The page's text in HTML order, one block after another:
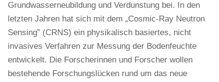
Grundwasserneubildung und Verdunstung bei. In den
letzten Jahren hat sich mit dem „Cosmic-Ray Neutron
Sensing” (CRNS) ein physikalisch basiertes, nicht
invasives Verfahren zur Messung der Bodenfeuchte
entwickelt. Die Forscherinnen und Forscher wollen
bestehende Forschungslücken rund um das neue